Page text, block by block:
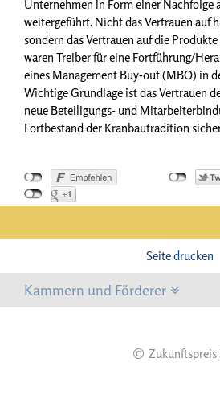
Unternehmen in Form einer Nachfolge
weitergeführt. Nicht das Vertrauen auf
sondern das Vertrauen auf die
waren Treiber für eine Fortführung/
eines Management Buy-out (MBO) in
Wichtige Grundlage ist das Vertrauen
neue Beteiligungs- und
Fortbestand der Kranbautradition
Seite drucken
Kammern und Förderer
© Zukunftspreis